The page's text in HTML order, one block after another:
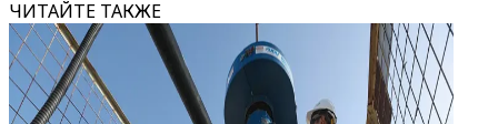
ЧИТАЙТЕ ТАКЖЕ